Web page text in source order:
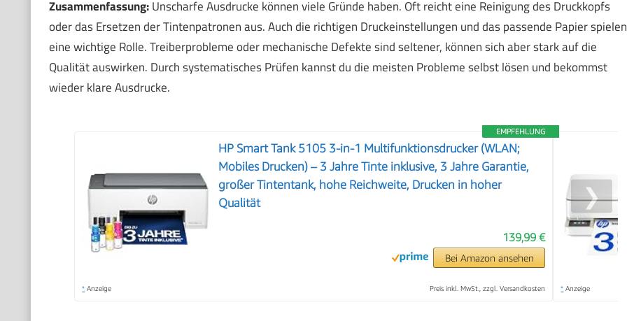
Zusammenfassung:Unscharfe Ausdrucke können viele Gründe haben. Oft reicht eine Reinigung des Druckkopfs
oder das Ersetzen der Tintenpatronen aus. Auch die richtigen Druckeinstellungen und das passende Papier spielen
eine wichtige Rolle. Treiberprobleme oder mechanische Defekte sind seltener, können sich aber stark auf die
Qualität auswirken. Durch systematisches Prüfen kannst du die meisten Probleme selbst lösen und bekommst
wieder klare Ausdrucke.
EMPFEHLUNG
HP Smart Tank 5105 3-in-1 Multifunktionsdrucker (WLAN;
Mobiles Drucken) – 3 Jahre Tinte inklusive, 3 Jahre Garantie,
großer Tintentank, hohe Reichweite, Drucken in hoher
Qualität
139,99 €
Bei Amazon ansehen
* Anzeige Preis inkl. MwSt., zzgl. Versandkosten * Anzeige
❯